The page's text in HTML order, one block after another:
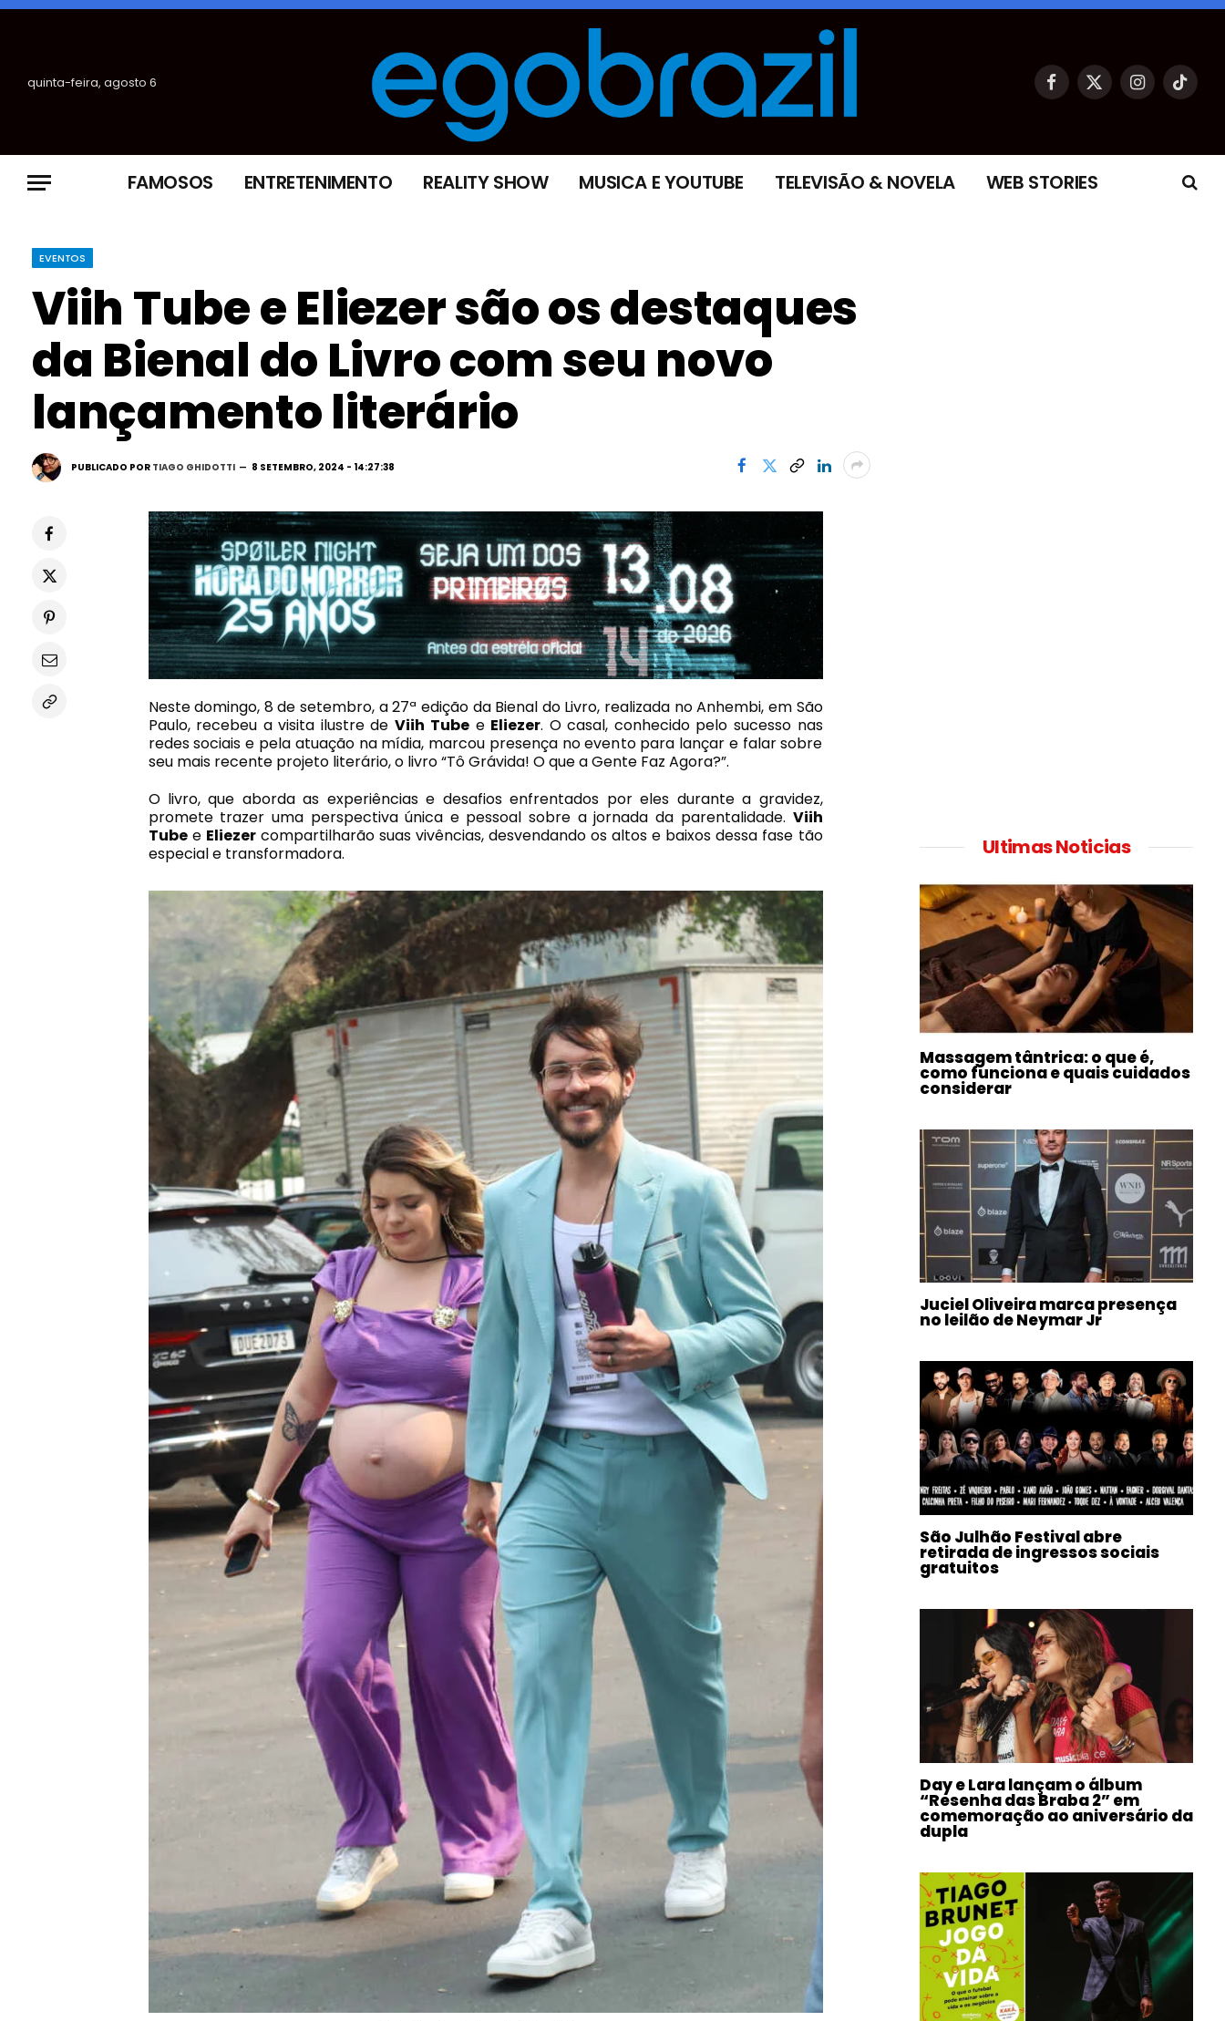
quinta-feira, agosto 6 Facebook
X
Instagram
TikTok
FAMOSOS ENTRETENIMENTO REALITY SHOW MUSICA E YOUTUBE TELEVISÃO & NOVELA WEB STORIES
EVENTOS
Viih Tube e Eliezer são os destaques
da Bienal do Livro com seu novo
lançamento literário
PUBLICADO POR TIAGO GHIDOTTI 8 SETEMBRO, 2024 - 14:27:38
Neste domingo, 8 de setembro, a 27ª edição da Bienal do Livro, realizada no Anhembi, em São
Paulo, recebeu a visita ilustre de Viih Tube e Eliezer. O casal, conhecido pelo sucesso nas
redes sociais e pela atuação na mídia, marcou presença no evento para lançar e falar sobre
seu mais recente projeto literário, o livro “Tô Grávida! O que a Gente Faz Agora?”.
O livro, que aborda as experiências e desafios enfrentados por eles durante a gravidez,
promete trazer uma perspectiva única e pessoal sobre a jornada da parentalidade. Viih
Tubee Eliezercompartilharão suas vivências, desvendando os altos e baixos dessa fase tão
especial e transformadora.
Ultimas Noticias
Massagem tântrica: o que é,
como funciona e quais cuidados
considerar
Juciel Oliveira marca presença
no leilão de Neymar Jr
São Julhão Festival abre
retirada de ingressos sociais
gratuitos
Day e Lara lançam o álbum
“Resenha das Braba 2” em
comemoração ao aniversário da
dupla